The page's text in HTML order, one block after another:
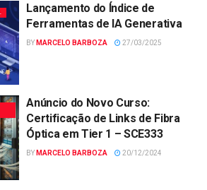
Lançamento do Índice de
Ferramentas de IA Generativa
BY MARCELO BARBOZA 27/03/2025
Anúncio do Novo Curso:
Certificação de Links de Fibra
Óptica em Tier 1 – SCE333
BY MARCELO BARBOZA 20/12/2024